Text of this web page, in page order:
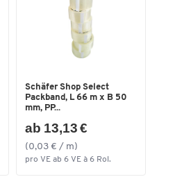
Schäfer Shop Select
Packband, L 66 m x B 50
mm, PP...
ab 13,13 €
(0,03 € / m)
pro VE ab 6 VE à 6 Rol.